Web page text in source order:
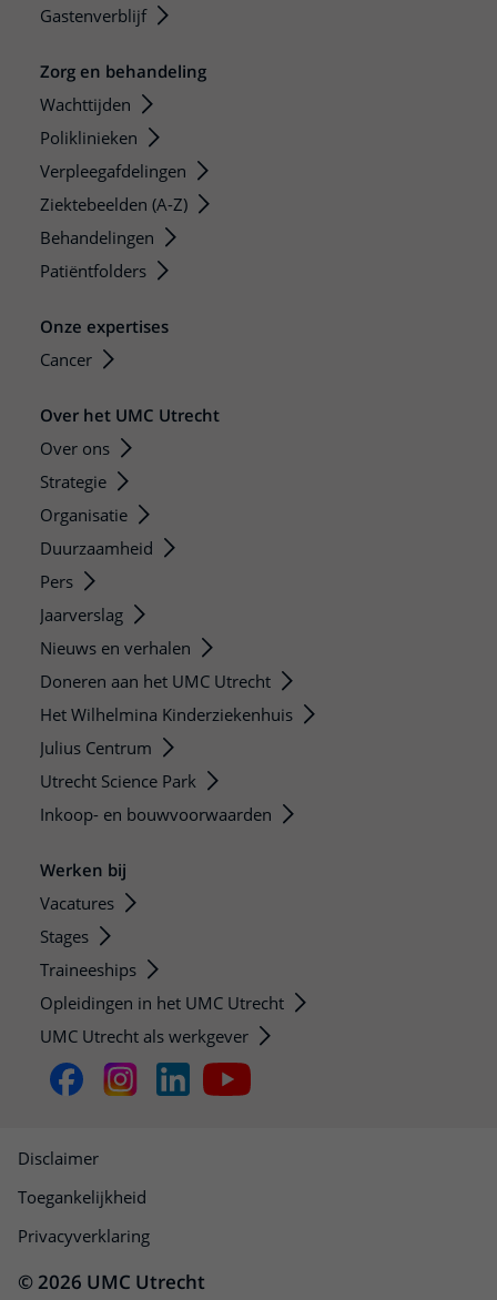
Gastenverblijf
Zorg en behandeling
Wachttijden
Poliklinieken
Verpleegafdelingen
Ziektebeelden (A-Z)
Behandelingen
Patiëntfolders
Onze expertises
Cancer
Over het UMC Utrecht
Over ons
Strategie
Organisatie
Duurzaamheid
Pers
Jaarverslag
Nieuws en verhalen
Doneren aan het UMC Utrecht
Het Wilhelmina Kinderziekenhuis
Julius Centrum
Utrecht Science Park
Inkoop- en bouwvoorwaarden
Werken bij
Vacatures
Stages
Traineeships
Opleidingen in het UMC Utrecht
UMC Utrecht als werkgever
© 2026 UMC Utrecht
Disclaimer
Toegankelijkheid
Privacyverklaring